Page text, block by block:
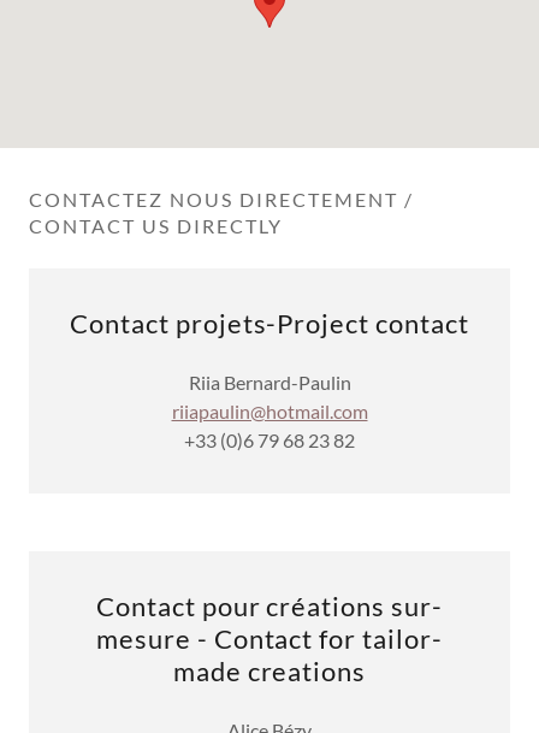
CONTACTEZ NOUS DIRECTEMENT /
CONTACT US DIRECTLY
Contact projets-Project contact
Riia Bernard-Paulin
riiapaulin@hotmail.com
+33 (0)6 79 68 23 82
Contact pour créations sur-
mesure - Contact for tailor-
made creations